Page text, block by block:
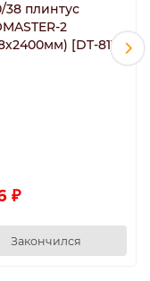
38 плинтус
2
[DT-811]
₽
Закончился